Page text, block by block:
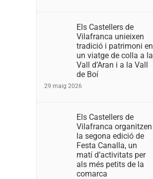
Els Castellers de
Vilafranca unieixen
tradició i patrimoni en
un viatge de colla a la
Vall d’Aran i a la Vall
de Boí
29 maig 2026
Els Castellers de
Vilafranca organitzen
la segona edició de
Festa Canalla, un
matí d’activitats per
als més petits de la
comarca